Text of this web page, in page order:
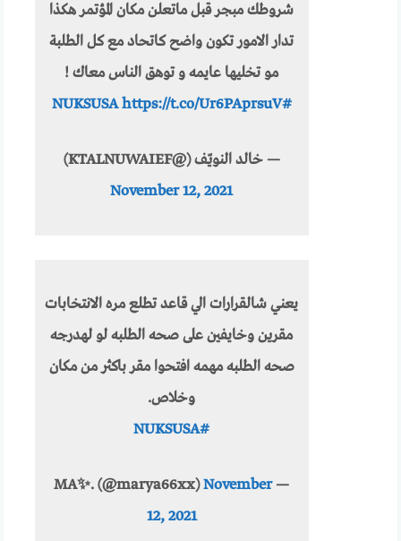
شروطك مبجر قبل ماتعلن مكان المؤتمر هكذا
تدار الامور تكون واضح كاتحاد مع كل الطلبة
مو تخليها عايمه و توهق الناس معاك !
#NUKSUSA
https://t.co/Ur6PAprsuV
— خالد النويّف (@KTALNUWAIEF)
November 12, 2021
يعني شالقرارات الي قاعد تطلع مره الانتخابات
مقرين وخايفين على صحه الطلبه لو لهدرجه
صحه الطلبه مهمه افتحوا مقر باكثر من مكان
وخلاص.
#NUKSUSA
— MA✨. (@marya66xx)
November
12, 2021